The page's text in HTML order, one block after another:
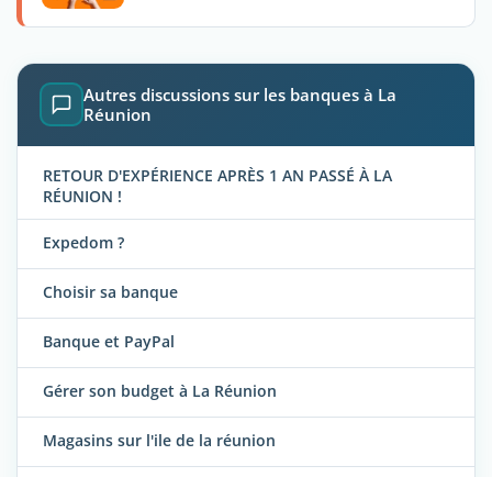
Autres discussions sur les banques à La
Réunion
RETOUR D'EXPÉRIENCE APRÈS 1 AN PASSÉ À LA
RÉUNION !
Expedom ?
Choisir sa banque
Banque et PayPal
Gérer son budget à La Réunion
Magasins sur l'ile de la réunion